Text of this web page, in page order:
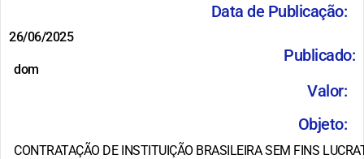
Data de Publicação:
26/06/2025
Publicado:
dom
Valor:
Objeto:
CONTRATAÇÃO DE INSTITUIÇÃO BRASILEIRA SEM FINS